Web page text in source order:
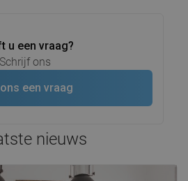
u een vraag?
Schrijf ons
een vraag
nieuws